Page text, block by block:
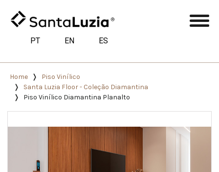
PT EN ES
Home
Piso Vinílico
Santa Luzia Floor - Coleção Diamantina
Piso Vinílico Diamantina Planalto